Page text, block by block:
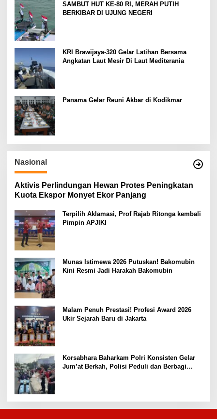
SAMBUT HUT KE-80 RI, MERAH PUTIH
BERKIBAR DI UJUNG NEGERI
KRI Brawijaya-320 Gelar Latihan Bersama
Angkatan Laut Mesir Di Laut Mediterania
Panama Gelar Reuni Akbar di Kodikmar
Nasional
Aktivis Perlindungan Hewan Protes Peningkatan
Kuota Ekspor Monyet Ekor Panjang
Terpilih Aklamasi, Prof Rajab Ritonga kembali
Pimpin APJIKI
Munas Istimewa 2026 Putuskan! Bakomubin
Kini Resmi Jadi Harakah Bakomubin
Malam Penuh Prestasi! Profesi Award 2026
Ukir Sejarah Baru di Jakarta
Korsabhara Baharkam Polri Konsisten Gelar
Jum’at Berkah, Polisi Peduli dan Berbagi